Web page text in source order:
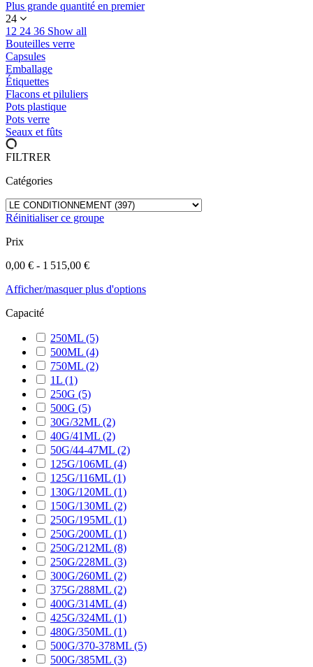
Plus grande quantité en premier
24
12 24 36 Show all
Bouteilles verre
Capsules
Emballage
Étiquettes
Flacons et piluliers
Pots plastique
Pots verre
Seaux et fûts
FILTRER
Catégories
Réinitialiser ce groupe
Prix
0,00 € - 1 515,00 €
Afficher/masquer plus d'options
Capacité
250ML (5)
500ML (4)
750ML (2)
1L (1)
250G (5)
500G (5)
30G/32ML (2)
40G/41ML (2)
50G/44-47ML (2)
125G/106ML (4)
125G/116ML (1)
130G/120ML (1)
150G/130ML (2)
250G/195ML (1)
250G/200ML (1)
250G/212ML (8)
250G/228ML (3)
300G/260ML (2)
375G/288ML (2)
400G/314ML (4)
425G/324ML (1)
480G/350ML (1)
500G/370-378ML (5)
500G/385ML (3)